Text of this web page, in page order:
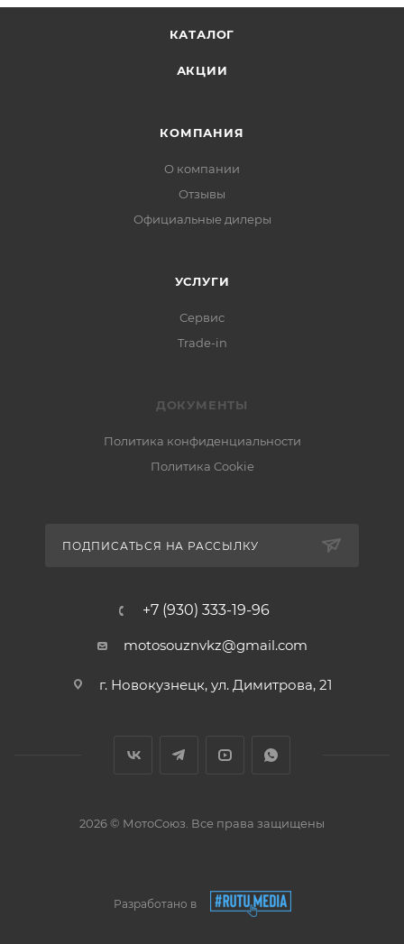
КАТАЛОГ
АКЦИИ
КОМПАНИЯ
О компании
Отзывы
Официальные дилеры
УСЛУГИ
Сервис
Trade-in
ДОКУМЕНТЫ
Политика конфиденциальности
Политика Cookie
ПОДПИСАТЬСЯ НА РАССЫЛКУ
+7 (930) 333-19-96
motosouznvkz@gmail.com
г. Новокузнецк, ул. Димитрова, 21
2026 © МотоСоюз. Все права защищены
Разработано в